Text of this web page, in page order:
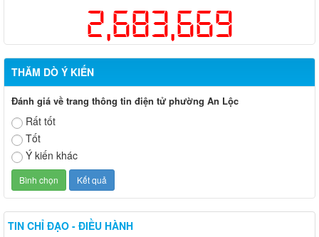
2,683,669
THĂM DÒ Ý KIẾN
Đánh giá về trang thông tin điện tử phường An Lộc
Rất tốt
Tốt
Ý kiến khác
TIN CHỈ ĐẠO - ĐIỀU HÀNH